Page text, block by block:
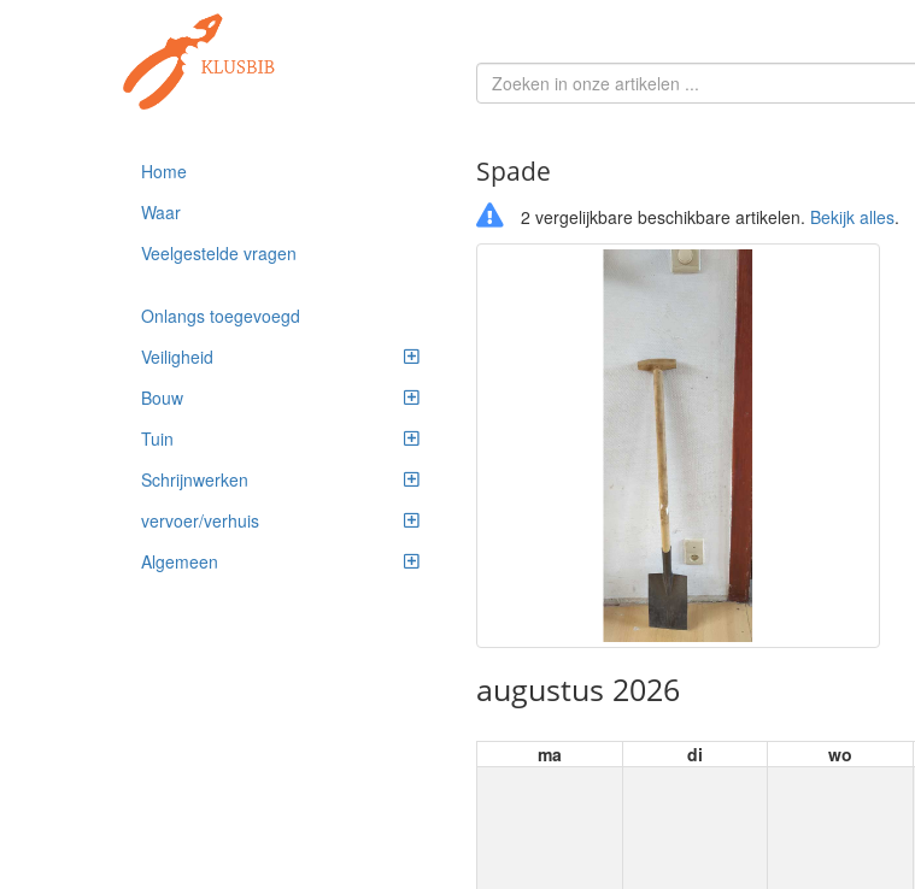
Home
Waar
Veelgestelde vragen
Onlangs toegevoegd
Veiligheid
Bouw
Tuin
Schrijnwerken
vervoer/verhuis
Algemeen
Spade
2 vergelijkbare beschikbare artikelen. Bekijk alles.
augustus 2026
ma di wo